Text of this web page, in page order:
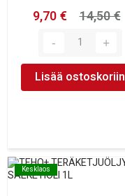
9,70 €
14,50 €
Lisää ostoskoriin
Kesklaos
Kesklaos